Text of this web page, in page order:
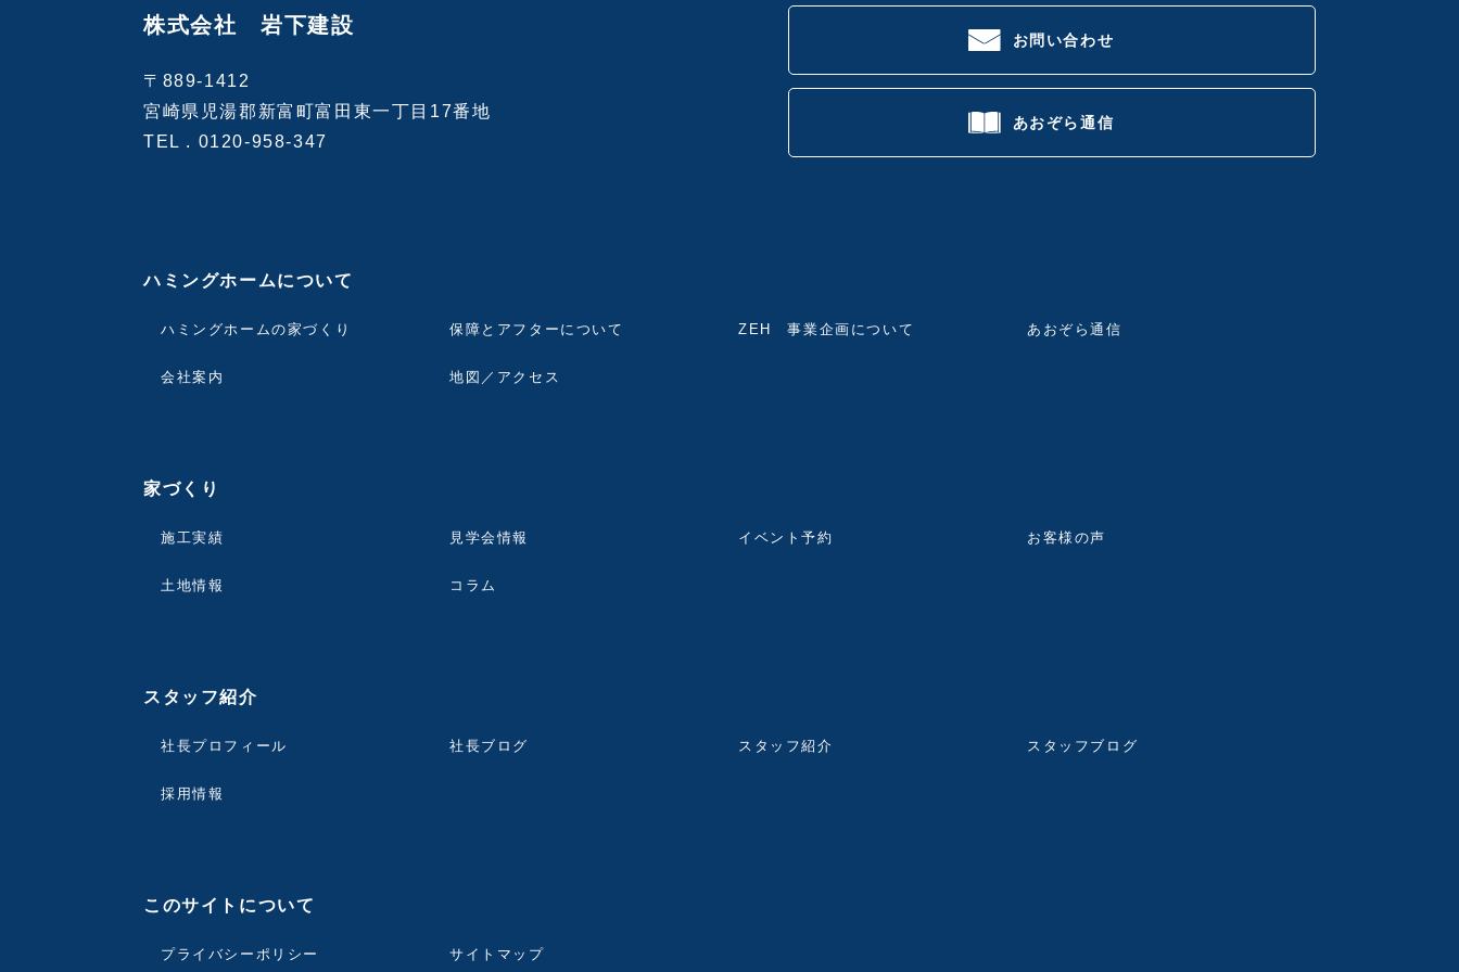
株式会社 岩下建設
〒889-1412
宮崎県児湯郡新富町富田東一丁目17番地
TEL . 0120-958-347
お問い合わせ
あおぞら通信
ハミングホームについて
ハミングホームの家づくり 保障とアフターについて ZEH 事業企画について あおぞら通信
会社案内 地図／アクセス
家づくり
施工実績 見学会情報 イベント予約 お客様の声
土地情報 コラム
スタッフ紹介
社長プロフィール 社長ブログ スタッフ紹介 スタッフブログ
採用情報
このサイトについて
プライバシーポリシー サイトマップ